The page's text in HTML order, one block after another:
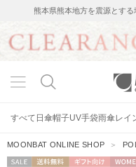
熊本県熊本地方を震源とす
すべて 日傘帽子UV手袋雨傘レイ
MOONBAT ONLINE SHOP ＞